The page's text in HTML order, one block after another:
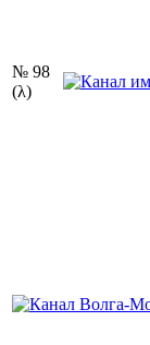
№ 98
(λ)